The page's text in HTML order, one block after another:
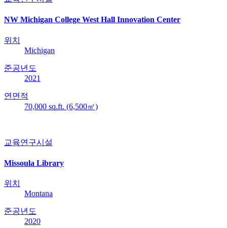
NW Michigan College West Hall Innovation Center
위치
Michigan
준공년도
2021
연면적
70,000 sq.ft. (6,500㎡)
교육연구시설
Missoula Library
위치
Montana
준공년도
2020